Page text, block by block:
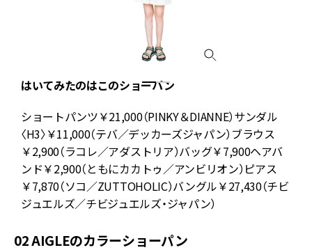
はいてみたのはこのショーパン
ショートパンツ￥21,000（PINKY＆DIANNE）サンダル
〈H3〉￥11,000（テバ／デッカーズジャパン）ブラウス
￥2,900（ラコレ／アダストリア）バッグ￥7,900ヘアバ
ンド￥2,900（ともにカカトゥ／アンビリオン）ピアス
￥7,870（ソコ／ZUTTOHOLIC）バングル￥27,430（チビ
ジュエルズ／チビジュエルズ・ジャパン）
02 AIGLEのカラーショーパン